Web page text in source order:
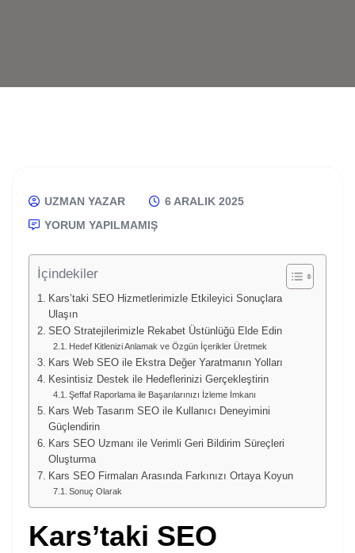
UZMAN YAZAR
6 ARALIK 2025
YORUM YAPILMAMIŞ
İçindekiler
Kars’taki SEO Hizmetlerimizle Etkileyici Sonuçlara
Ulaşın
SEO Stratejilerimizle Rekabet Üstünlüğü Elde Edin
Hedef Kitlenizi Anlamak ve Özgün İçerikler Üretmek
Kars Web SEO ile Ekstra Değer Yaratmanın Yolları
Kesintisiz Destek ile Hedeflerinizi Gerçekleştirin
Şeffaf Raporlama ile Başarılarınızı İzleme İmkanı
Kars Web Tasarım SEO ile Kullanıcı Deneyimini
Güçlendirin
Kars SEO Uzmanı ile Verimli Geri Bildirim Süreçleri
Oluşturma
Kars SEO Firmaları Arasında Farkınızı Ortaya Koyun
Sonuç Olarak
Kars’taki SEO